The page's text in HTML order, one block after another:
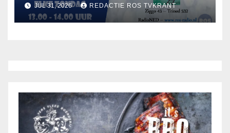
JUL 31, 2026 REDACTIE ROS TVKRANT